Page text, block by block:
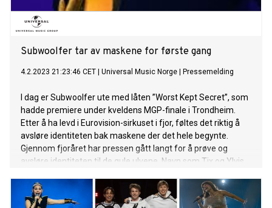
Subwoolfer tar av maskene for første gang
4.2.2023 21:23:46 CET Universal Music Norge Pressemelding
I dag er Subwoolfer ute med låten ”Worst Kept Secret”, som
hadde premiere under kveldens MGP-finale i Trondheim.
Etter å ha levd i Eurovision-sirkuset i fjor, føltes det riktig å
avsløre identiteten bak maskene der det hele begynte.
Gjennom fjoråret har pressen gått langt for å prøve og
avsløre identiteten til de gule ulvene. Navn som Tix og Ylvis
Adams og Gaute Ormåsen som er bak Subwoolfer-duoen.
“It’s been the weirdest year of our lives - and keeping ‘the